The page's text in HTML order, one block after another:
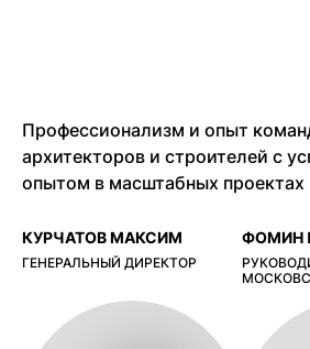
Профессионализм и опыт
архитекторов и строителей с
опытом в масштабных проектах
КУРЧАТОВ МАКСИМ
ГЕНЕРАЛЬНЫЙ ДИРЕКТОР
ФОМИН